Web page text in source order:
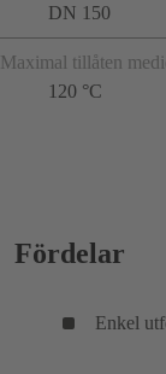
DN 150
Maximal tillåten
120 °C
Fördelar
Enkel